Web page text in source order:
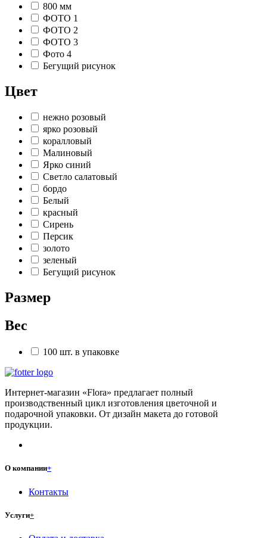
800 мм
ФОТО 1
ФОТО 2
ФОТО 3
Фото 4
Бегущий рисунок
Цвет
нежно розовый
ярко розовый
коралловый
Малиновый
Ярко синий
Светло салатовый
бордо
Белый
красный
Сирень
Персик
золото
зеленый
Бегущий рисунок
Размер
Вес
100 шт. в упаковке
Интернет-магазин «Flora» предлагает полный
производственный цикл изготовления цветочной и
подарочной упаковки. От дизайн макета до готовой
продукции.
О компании+
Контакты
Услуги+